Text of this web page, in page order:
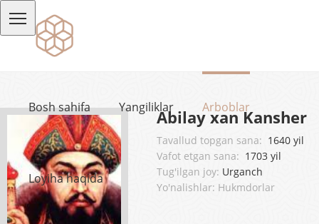
Bosh sahifa Yangiliklar Arboblar
Loyiha haqida
Abilay xan Kansher
Tavallud topgan sana: 1640 yil
Vafot etgan sana: 1703 yil
Tug'ilgan joy: Urganch
Yo'nalishlar: Hukmdorlar